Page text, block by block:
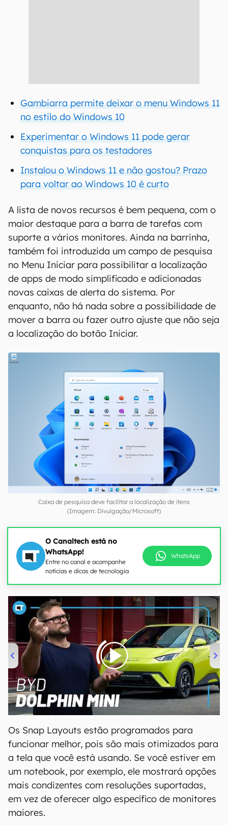
Gambiarra permite deixar o menu Windows 11
no estilo do Windows 10
Experimentar o Windows 11 pode gerar
conquistas para os testadores
Instalou o Windows 11 e não gostou? Prazo
para voltar ao Windows 10 é curto
A lista de novos recursos é bem pequena, com o
maior destaque para a barra de tarefas com
suporte a vários monitores. Ainda na barrinha,
também foi introduzida um campo de pesquisa
no Menu Iniciar para possibilitar a localização
de apps de modo simplificado e adicionadas
novas caixas de alerta do sistema. Por
enquanto, não há nada sobre a possibilidade de
mover a barra ou fazer outro ajuste que não seja
a localização do botão Iniciar.
Caixa de pesquisa deve facilitar a localização de itens
(Imagem: Divulgação/Microsoft)
O Canaltech está no
WhatsApp!
Entre no canal e acompanhe
notícias e dicas de tecnologia
WhatsApp
00:00/04:07
Os Snap Layouts estão programados para
funcionar melhor, pois são mais otimizados para
a tela que você está usando. Se você estiver em
um notebook, por exemplo, ele mostrará opções
mais condizentes com resoluções suportadas,
em vez de oferecer algo específico de monitores
maiores.